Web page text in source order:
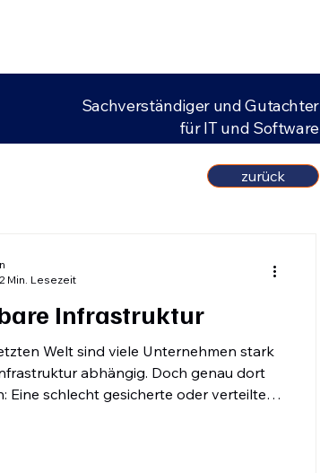
Sachverständiger und Gutachter
für IT und Software
Infrastruktur
Welt sind viele Unternehmen stark
abhängig. Doch genau dort
Eine schlecht gesicherte oder verteilte
2 Min. Lesezeit
zurück